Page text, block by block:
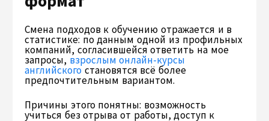
Смена подходов к обучению отражается и в
статистике: по данным одной из профильных
компаний, согласившейся ответить на мое
запросы, взрослым онлайн-курсы
английскогостановятся всё более
предпочтительным вариантом.
Причины этого понятны: возможность
учиться без отрыва от работы, доступ к